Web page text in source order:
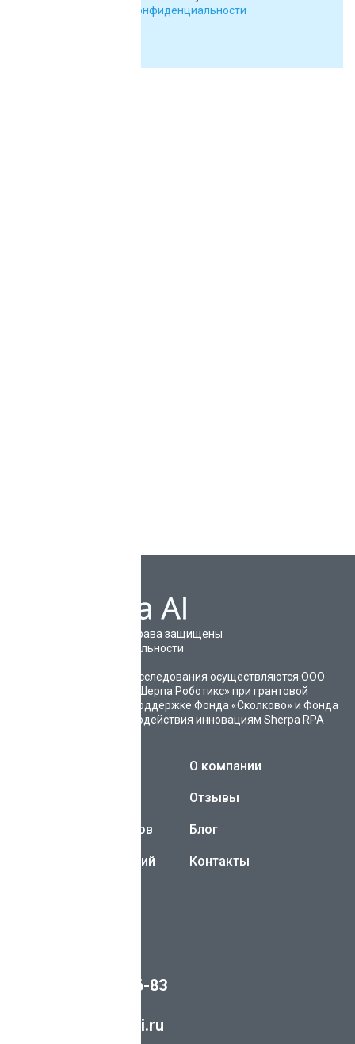
Политики конфиденциальности
НАШ МЕНЕДЖЕР ПОДРОБНО ПОКАЖЕТ
Sherpa AI. Все права защищены
Политика конфиденциальности
Исследования осуществляются ООО
«Шерпа Роботикс» при грантовой
поддержке Фонда «Сколково» и Фонда
содействия инновациям Sherpa RPA
Разработка чат-ботов
Внедрение AI-решений
О компании
Отзывы
Блог
Контакты
8 (800) 700-76-83
info@sherpaai.ru